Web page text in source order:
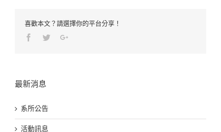
喜歡本文？請選擇你的平台分享！
Facebook
TwitterGoogle+
最新消息
系所公告
活動訊息